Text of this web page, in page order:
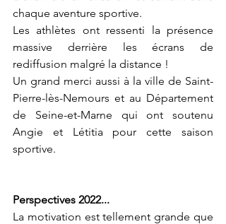
chaque aventure sportive.
Les athlètes ont ressenti la présence
massive derrière les écrans de
rediffusion malgré la distance !
Un grand merci aussi à la ville de Saint-
Pierre-lès-Nemours et au Département
de Seine-et-Marne qui ont soutenu
Angie et Létitia pour cette saison
sportive.
Perspectives 2022...
La motivation est tellement grande que